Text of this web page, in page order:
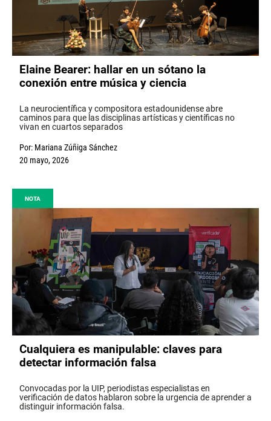
Elaine Bearer: hallar en un sótano la
conexión entre música y ciencia
La neurocientífica y compositora estadounidense abre
caminos para que las disciplinas artísticas y científicas no
vivan en cuartos separados
Por: Mariana Zúñiga Sánchez
20 mayo, 2026
NOTA
Cualquiera es manipulable: claves para
detectar información falsa
Convocadas por la UIP, periodistas especialistas en
verificación de datos hablaron sobre la urgencia de aprender a
distinguir información falsa.